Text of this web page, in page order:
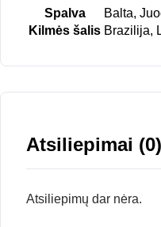
Spalva
Balta,
Kilmės šalis Brazilija,
Atsiliepimai (0)
Atsiliepimų dar nėra.